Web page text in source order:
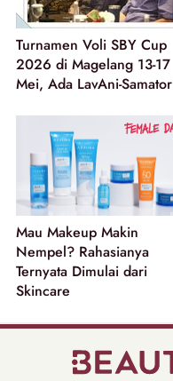
Turnamen Voli SBY Cup
2026 di Magelang 13-17
Mei, Ada LavAni-Samator
Mau Makeup Makin
Nempel? Rahasianya
Ternyata Dimulai dari
Skincare